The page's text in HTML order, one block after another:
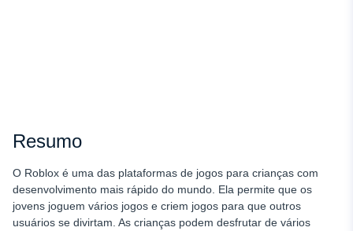
Resumo
O Roblox é uma das plataformas de jogos para crianças com
desenvolvimento mais rápido do mundo. Ela permite que os
jovens joguem vários jogos e criem jogos para que outros
usuários se divirtam. As crianças podem desfrutar de vários